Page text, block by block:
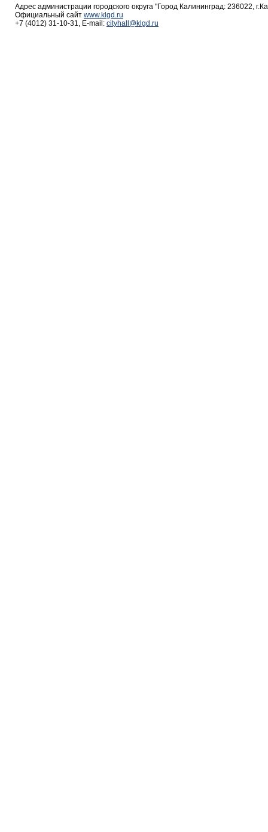
Адрес администрации городского округа "Город Калининград: 236022,
Официальный сайт www.klgd.ru
+7 (4012) 31-10-31, E-mail: cityhall@klgd.ru